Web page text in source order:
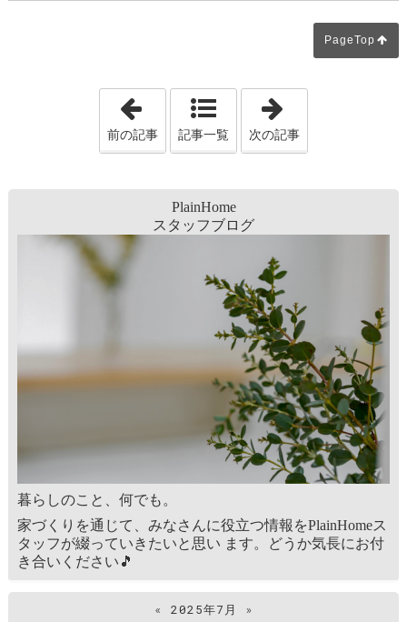
PageTop
「第2回勉強会＆昼食会♪」
前の記事 記事一覧 次の記事
PlainHome
スタッフブログ
暮らしのこと、何でも。
家づくりを通じて、みなさんに役立つ情報をPlainHomeス
タッフが綴っていきたいと思い ます。どうか気長にお付
き合いください🎵
« 2025年7月
»